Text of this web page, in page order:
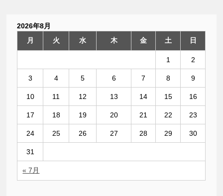
2026年8月
月
火 水 木 金 土 日
« 7月
1 2
3 4 5 6 7 8 9
10 11 12 13 14 15 16
17 18 19 20 21 22 23
24 25 26 27 28 29 30
31